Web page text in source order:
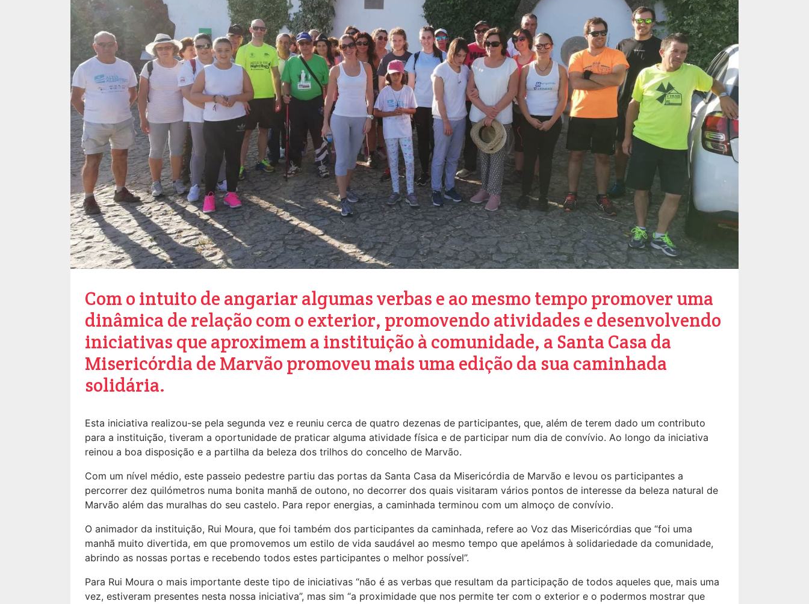
Com o intuito de angariar algumas verbas e ao mesmo tempo promover uma
dinâmica de relação com o exterior, promovendo atividades e desenvolvendo
iniciativas que aproximem a instituição à comunidade, a Santa Casa da
Misericórdia de Marvão promoveu mais uma edição da sua caminhada
solidária.
Esta iniciativa realizou-se pela segunda vez e reuniu cerca de quatro dezenas de participantes, que, além de terem dado um contributo
para a instituição, tiveram a oportunidade de praticar alguma atividade física e de participar num dia de convívio. Ao longo da iniciativa
reinou a boa disposição e a partilha da beleza dos trilhos do concelho de Marvão.
Com um nível médio, este passeio pedestre partiu das portas da Santa Casa da Misericórdia de Marvão e levou os participantes a
percorrer dez quilómetros numa bonita manhã de outono, no decorrer dos quais visitaram vários pontos de interesse da beleza natural de
Marvão além das muralhas do seu castelo. Para repor energias, a caminhada terminou com um almoço de convívio.
O animador da instituição, Rui Moura, que foi também dos participantes da caminhada, refere ao Voz das Misericórdias que “foi uma
manhã muito divertida, em que promovemos um estilo de vida saudável ao mesmo tempo que apelámos à solidariedade da comunidade,
abrindo as nossas portas e recebendo todos estes participantes o melhor possível”.
Para Rui Moura o mais importante deste tipo de iniciativas “não é as verbas que resultam da participação de todos aqueles que, mais uma
vez, estiveram presentes nesta nossa iniciativa”, mas sim “a proximidade que nos permite ter com o exterior e o podermos mostrar que